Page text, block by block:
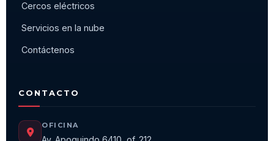
Cercos eléctricos
Servicios en la nube
Contáctenos
CONTACTO
OFICINA